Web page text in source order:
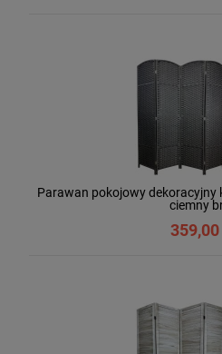
Parawan pokojowy dekoracyjny
ciemny
359,00